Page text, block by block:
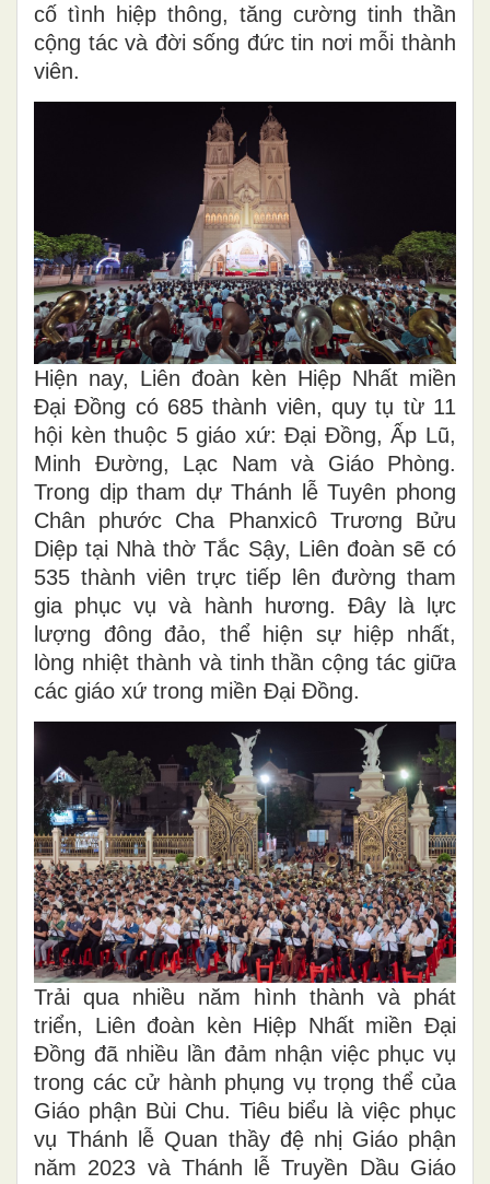
cố tình hiệp thông, tăng cường tinh thần
cộng tác và đời sống đức tin nơi mỗi thành
viên.
Hiện nay, Liên đoàn kèn Hiệp Nhất miền
Đại Đồng có 685 thành viên, quy tụ từ 11
hội kèn thuộc 5 giáo xứ: Đại Đồng, Ấp Lũ,
Minh Đường, Lạc Nam và Giáo Phòng.
Trong dịp tham dự Thánh lễ Tuyên phong
Chân phước Cha Phanxicô Trương Bửu
Diệp tại Nhà thờ Tắc Sậy, Liên đoàn sẽ có
535 thành viên trực tiếp lên đường tham
gia phục vụ và hành hương. Đây là lực
lượng đông đảo, thể hiện sự hiệp nhất,
lòng nhiệt thành và tinh thần cộng tác giữa
các giáo xứ trong miền Đại Đồng.
Trải qua nhiều năm hình thành và phát
triển, Liên đoàn kèn Hiệp Nhất miền Đại
Đồng đã nhiều lần đảm nhận việc phục vụ
trong các cử hành phụng vụ trọng thể của
Giáo phận Bùi Chu. Tiêu biểu là việc phục
vụ Thánh lễ Quan thầy đệ nhị Giáo phận
năm 2023 và Thánh lễ Truyền Dầu Giáo